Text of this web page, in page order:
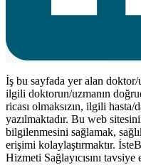
İş bu sayfada yer alan
ilgili doktorun/uzmanın
ricası olmaksızın, ilgili hasta/
yazılmaktadır. Bu web
bilgilenmesini sağlamak,
erişimi kolaylaştırmaktır.
Hizmeti Sağlayıcısını